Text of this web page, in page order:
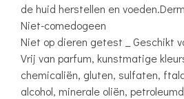
de huid herstellen en voeden.
Niet-comedogeen
Niet op dieren getest _ Geschikt
Vrij van parfum, kunstmatige
chemicaliën, gluten, sulfaten,
alcohol, minerale oliën,